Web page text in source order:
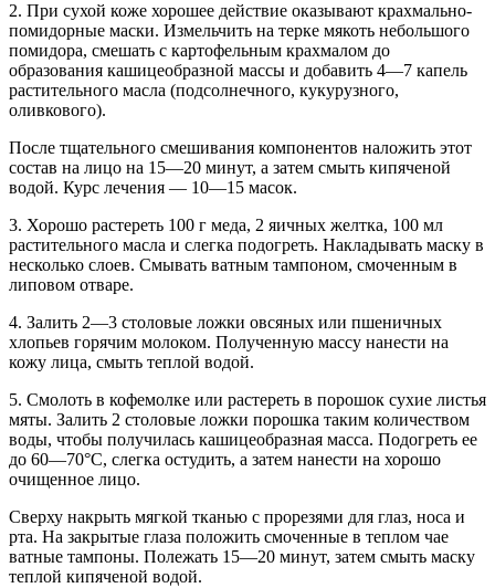
2. При сухой коже хорошее действие оказывают крахмально-
помидорные маски. Измельчить на терке мякоть небольшого
помидора, смешать с картофельным крахмалом до
образования кашицеобразной массы и добавить 4—7 капель
растительного масла (подсолнечного, кукурузного,
оливкового).
После тщательного смешивания компонентов наложить этот
состав на лицо на 15—20 минут, а затем смыть кипяченой
водой. Курс лечения — 10—15 масок.
3. Хорошо растереть 100 г меда, 2 яичных желтка, 100 мл
растительного масла и слегка подогреть. Накладывать маску в
несколько слоев. Смывать ватным тампоном, смоченным в
липовом отваре.
4. Залить 2—3 столовые ложки овсяных или пшеничных
хлопьев горячим молоком. Полученную массу нанести на
кожу лица, смыть теплой водой.
5. Смолоть в кофемолке или растереть в порошок сухие листья
мяты. Залить 2 столовые ложки порошка таким количеством
воды, чтобы получилась кашицеобразная масса. Подогреть ее
до 60—70°С, слегка остудить, а затем нанести на хорошо
очищенное лицо.
Сверху накрыть мягкой тканью с прорезями для глаз, носа и
рта. На закрытые глаза положить смоченные в теплом чае
ватные тампоны. Полежать 15—20 минут, затем смыть маску
теплой кипяченой водой.